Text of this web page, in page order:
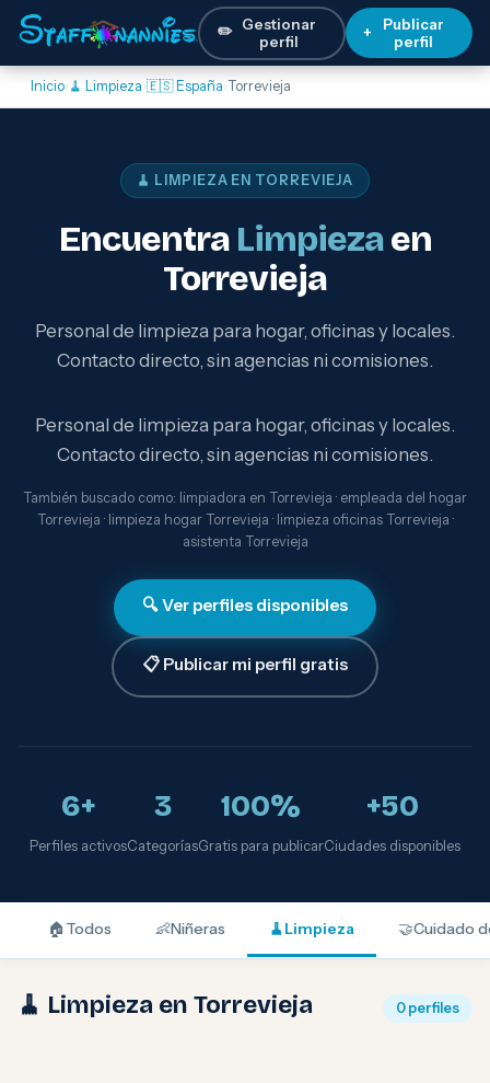
✏️ Gestionar
perfil
+
Publicar
perfil
Inicio› 🧹 Limpieza›🇪🇸 España›Torrevieja
🧹 LIMPIEZA EN TORREVIEJA
Encuentra Limpiezaen
Torrevieja
Personal de limpieza para hogar, oficinas y locales.
Contacto directo, sin agencias ni comisiones.
Personal de limpieza para hogar, oficinas y locales.
Contacto directo, sin agencias ni comisiones.
También buscado como: limpiadora en Torrevieja · empleada del hogar
Torrevieja · limpieza hogar Torrevieja · limpieza oficinas Torrevieja ·
asistenta Torrevieja
🔍 Ver perfiles disponibles
📋 Publicar mi perfil gratis
6+
Perfiles activos
3
Categorías
100%
Gratis para publicar
+50
Ciudades disponibles
🏠 Todos 👶Niñeras 🧹 Limpieza 🤝Cuidado
🧹 Limpieza en Torrevieja 0 perfiles